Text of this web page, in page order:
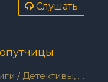
Слушать
/ Детективы, триллеры